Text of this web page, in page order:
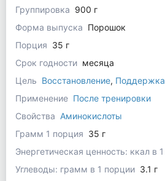
Группировка 900 г
Форма выпуска Порошок
Порция 35 г
Срок годности месяца
Цель Восстановление,
Применение После тренировки
Свойства Аминокислоты
Грамм 1 порция 35 г
Энергетическая ценность: ккал в
Углеводы: грамм в 1 порции 3.1 г